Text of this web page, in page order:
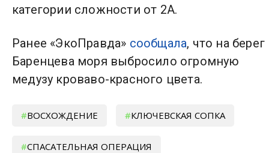
категории сложности от 2А.
Ранее «ЭкоПравда» сообщала, что на берег
Баренцева моря выбросило огромную
медузу кроваво-красного цвета.
ВОСХОЖДЕНИЕ КЛЮЧЕВСКАЯ СОПКА
СПАСАТЕЛЬНАЯ ОПЕРАЦИЯ